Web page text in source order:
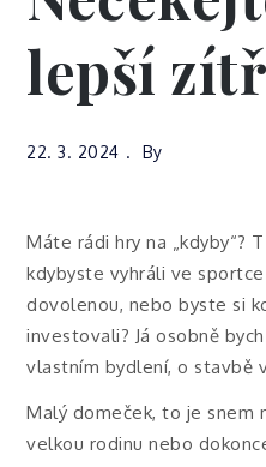
lepší
22. 3. 2024 By
Máte rádi hry na „kdyby“?
kdybyste vyhráli ve
dovolenou, nebo byste si
investovali? Já osobně
vlastním bydlení, o stavbě
Malý domeček, to je snem
velkou rodinu nebo